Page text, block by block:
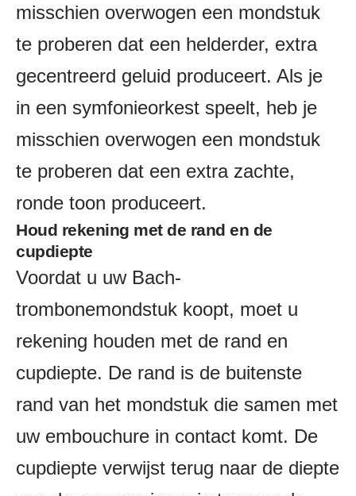
misschien overwogen een mondstuk
te proberen dat een helderder, extra
gecentreerd geluid produceert. Als je
in een symfonieorkest speelt, heb je
misschien overwogen een mondstuk
te proberen dat een extra zachte,
ronde toon produceert.
Houd rekening met de rand en de
cupdiepte
Voordat u uw Bach-
trombonemondstuk koopt, moet u
rekening houden met de rand en
cupdiepte. De rand is de buitenste
rand van het mondstuk die samen met
uw embouchure in contact komt. De
cupdiepte verwijst terug naar de diepte